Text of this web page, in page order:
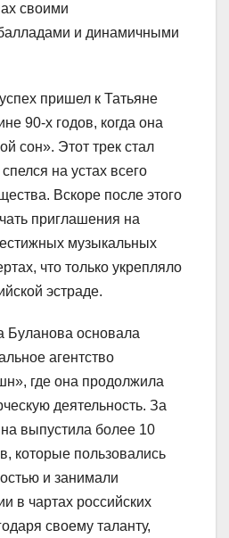
своими
и динамичными
пришел к Татьяне
90-х годов, когда она
сон». Этот трек стал
на устах всего
Вскоре после этого
приглашения на
музыкальных
что только укрепляло
эстраде.
Буланова основала
агентство
где она продолжила
деятельность. За
выпустила более 10
которые пользовались
и занимали
в чартах российских
своему таланту,